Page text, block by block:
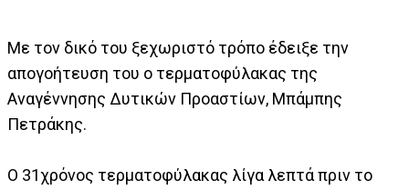
Με τον δικό του ξεχωριστό τρόπο έδειξε την
απογοήτευση του ο τερματοφύλακας της
Αναγέννησης Δυτικών Προαστίων, Μπάμπης
Πετράκης.
Ο 31χρόνος τερματοφύλακας λίγα λεπτά πριν το